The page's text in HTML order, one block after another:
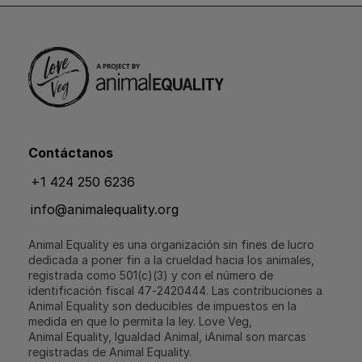
Contáctanos
+1 424 250 6236
info@animalequality.org
Animal Equality es una organización sin fines de lucro
dedicada a poner fin a la crueldad hacia los animales,
registrada como 501(c)(3) y con el número de
identificación fiscal 47‑2420444. Las contribuciones a
Animal Equality son deducibles de impuestos en la
medida en que lo permita la ley. Love Veg,
Animal Equality, Igualdad Animal, iAnimal son marcas
registradas de Animal Equality.